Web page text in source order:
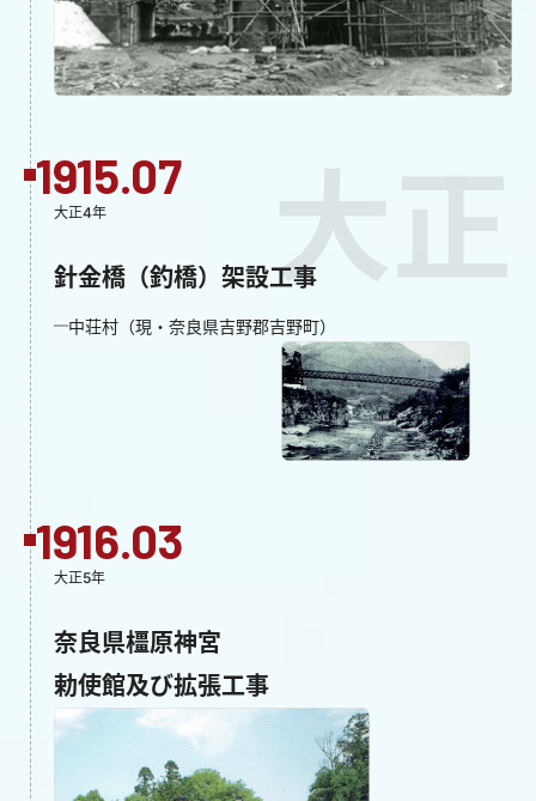
大正
1915.07
大正4年
針金橋（釣橋）架設工事
中荘村（現・奈良県吉野郡吉野町）
1916.03
大正5年
奈良県橿原神宮
勅使館及び拡張工事